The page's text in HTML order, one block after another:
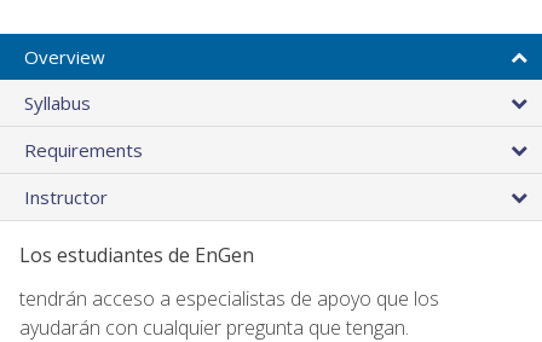
Overview
Syllabus
Requirements
Instructor
Los estudiantes de EnGen
tendrán acceso a especialistas de apoyo que los
ayudarán con cualquier pregunta que tengan.